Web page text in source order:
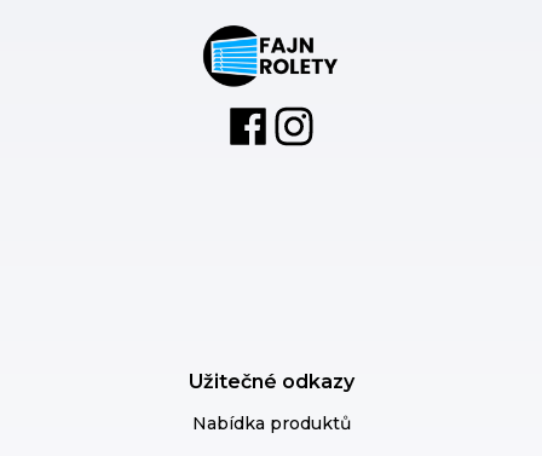
Užitečné odkazy
Nabídka produktů